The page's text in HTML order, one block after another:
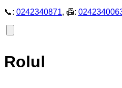
📞: 0242340871, 📠:
Rolul